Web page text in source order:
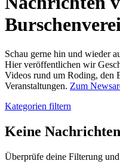
Schau gerne hin und wieder
Hier veröffentlichen wir
Videos rund um Roding, den
Veranstaltungen. Zum
Kategorien filtern
Keine
Überprüfe deine Filterung